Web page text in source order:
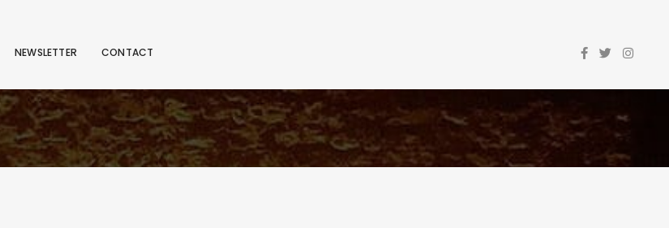
NEWSLETTER CONTACT